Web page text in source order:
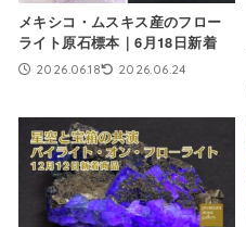
メキシコ・ムスキス産のフロー
ライト原石標本｜6月18日新着
2026.06.18 2026.06.24